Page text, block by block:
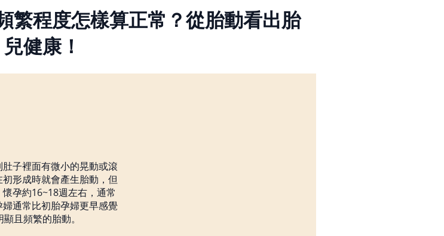
繁程度怎樣算正常？從胎動看出胎
兒健康！
子裡面有微小的晃動或滾
形成時就會產生胎動，但
孕約16~18週左右，通常
通常比初胎孕婦更早感覺
且頻繁的胎動。